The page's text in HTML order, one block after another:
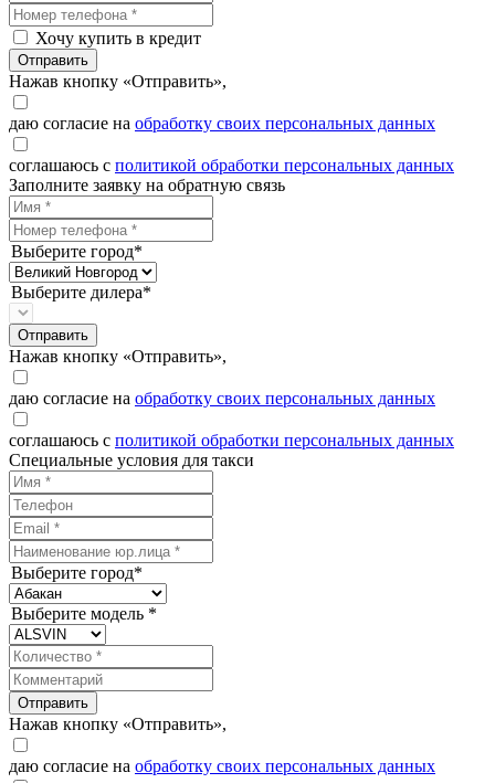
Хочу купить в кредит
Отправить
Нажав кнопку «Отправить»,
даю согласие на обработку своих персональных данных
соглашаюсь с политикой обработки персональных данных
Заполните заявку на обратную связь
Выберите город*
Выберите дилера*
Отправить
Нажав кнопку «Отправить»,
даю согласие на обработку своих персональных данных
соглашаюсь с политикой обработки персональных данных
Специальные условия для такси
Выберите город*
Выберите модель *
Отправить
Нажав кнопку «Отправить»,
даю согласие на обработку своих персональных данных